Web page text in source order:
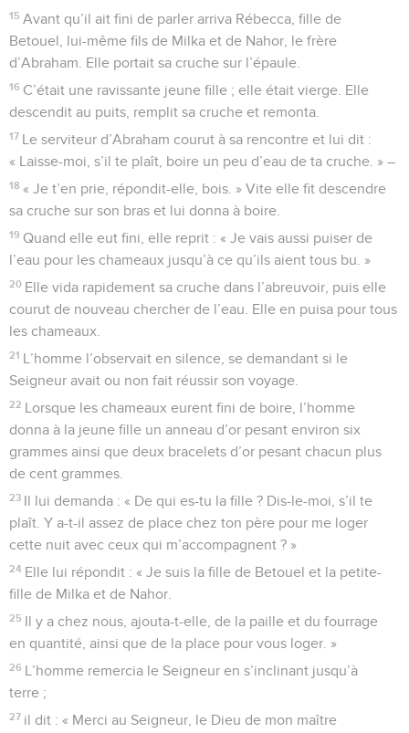
15 Avant qu’il ait fini de parler arriva Rébecca, fille de
Betouel, lui-même fils de Milka et de Nahor, le frère
d’Abraham. Elle portait sa cruche sur l’épaule.
16 C’était une ravissante jeune fille ; elle était vierge. Elle
descendit au puits, remplit sa cruche et remonta.
17 Le serviteur d’Abraham courut à sa rencontre et lui dit :
« Laisse-moi, s’il te plaît, boire un peu d’eau de ta cruche. » –
18 « Je t’en prie, répondit-elle, bois. » Vite elle fit descendre
sa cruche sur son bras et lui donna à boire.
19 Quand elle eut fini, elle reprit : « Je vais aussi puiser de
l’eau pour les chameaux jusqu’à ce qu’ils aient tous bu. »
20 Elle vida rapidement sa cruche dans l’abreuvoir, puis elle
courut de nouveau chercher de l’eau. Elle en puisa pour tous
les chameaux.
21 L’homme l’observait en silence, se demandant si le
Seigneur avait ou non fait réussir son voyage.
22 Lorsque les chameaux eurent fini de boire, l’homme
donna à la jeune fille un anneau d’or pesant environ six
grammes ainsi que deux bracelets d’or pesant chacun plus
de cent grammes.
23 Il lui demanda : « De qui es-tu la fille ? Dis-le-moi, s’il te
plaît. Y a-t-il assez de place chez ton père pour me loger
cette nuit avec ceux qui m’accompagnent ? »
24 Elle lui répondit : « Je suis la fille de Betouel et la petite-
fille de Milka et de Nahor.
25 Il y a chez nous, ajouta-t-elle, de la paille et du fourrage
en quantité, ainsi que de la place pour vous loger. »
26 L’homme remercia le Seigneur en s’inclinant jusqu’à
terre ;
27 il dit : « Merci au Seigneur, le Dieu de mon maître